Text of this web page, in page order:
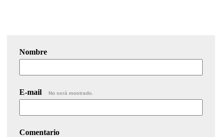
Nombre
E-mail No será mostrado.
Comentario